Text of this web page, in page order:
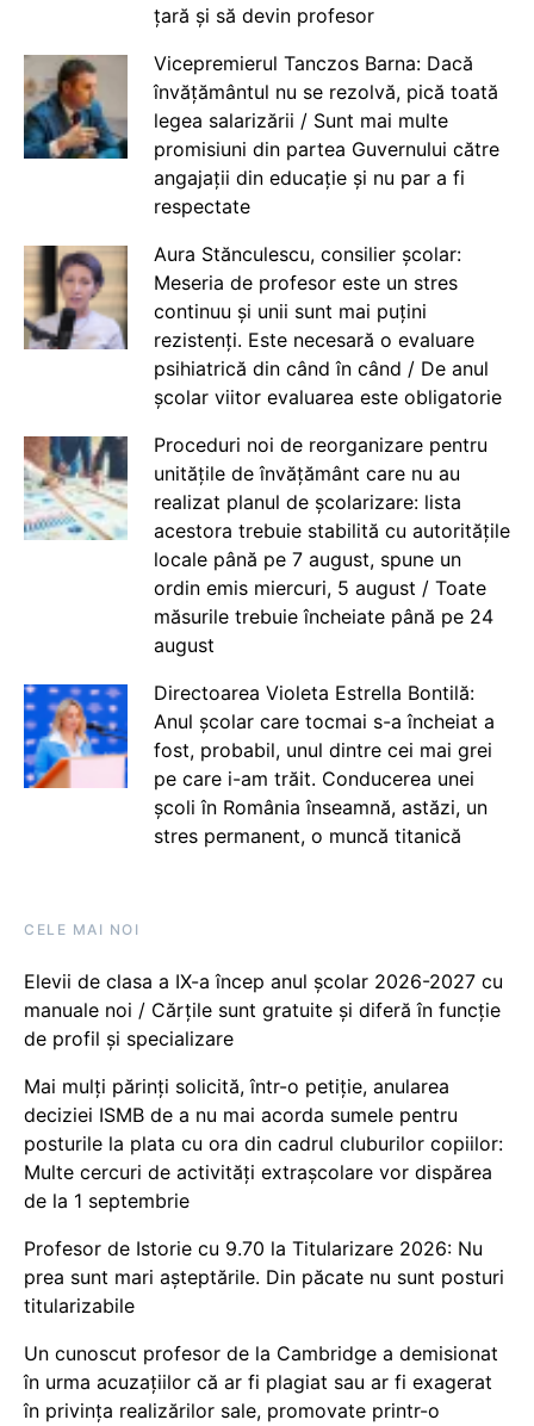
țară și să devin profesor
Vicepremierul Tanczos Barna: Dacă
învățământul nu se rezolvă, pică toată
legea salarizării / Sunt mai multe
promisiuni din partea Guvernului către
angajații din educație și nu par a fi
respectate
Aura Stănculescu, consilier școlar:
Meseria de profesor este un stres
continuu și unii sunt mai puțini
rezistenți. Este necesară o evaluare
psihiatrică din când în când / De anul
școlar viitor evaluarea este obligatorie
Proceduri noi de reorganizare pentru
unitățile de învățământ care nu au
realizat planul de școlarizare: lista
acestora trebuie stabilită cu autoritățile
locale până pe 7 august, spune un
ordin emis miercuri, 5 august / Toate
măsurile trebuie încheiate până pe 24
august
Directoarea Violeta Estrella Bontilă:
Anul școlar care tocmai s-a încheiat a
fost, probabil, unul dintre cei mai grei
pe care i-am trăit. Conducerea unei
școli în România înseamnă, astăzi, un
stres permanent, o muncă titanică
CELE MAI NOI
Elevii de clasa a IX-a încep anul școlar 2026-2027 cu
manuale noi / Cărțile sunt gratuite și diferă în funcție
de profil și specializare
Mai mulți părinți solicită, într-o petiție, anularea
deciziei ISMB de a nu mai acorda sumele pentru
posturile la plata cu ora din cadrul cluburilor copiilor:
Multe cercuri de activități extrașcolare vor dispărea
de la 1 septembrie
Profesor de Istorie cu 9.70 la Titularizare 2026: Nu
prea sunt mari așteptările. Din păcate nu sunt posturi
titularizabile
Un cunoscut profesor de la Cambridge a demisionat
în urma acuzațiilor că ar fi plagiat sau ar fi exagerat
în privința realizărilor sale, promovate printr-o